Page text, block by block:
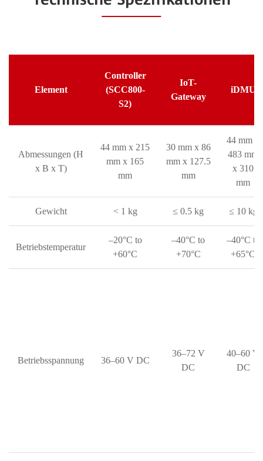
Element
Controller
(SCC800-
S2)
IoT-
Gateway
iDMU
Abmessungen (H
x B x T)
44 mm x 215
mm x 165
mm
30 mm x 86
mm x 127.5
mm
44 mm x
483 mm
x 310
mm
Gewicht < 1 kg ≤ 0.5 kg ≤ 10 kg
Betriebstemperatur
–20°C to
+60°C
–40°C to
+70°C
–40°C to
+65°C
Betriebsspannung 36–60 V DC
36–72 V
DC
40–60 V
DC